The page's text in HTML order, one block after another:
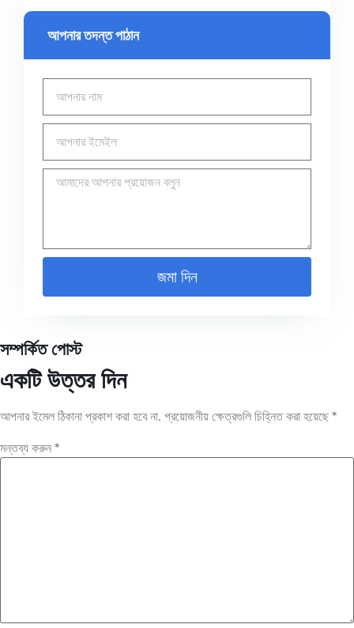
আপনার তদন্ত পাঠান
জমা দিন
সম্পর্কিত পোস্ট
একটি উত্তর দিন
আপনার ইমেল ঠিকানা প্রকাশ করা হবে না. প্রয়োজনীয় ক্ষেত্রগুলি চিহ্নিত করা হয়েছে *
মন্তব্য করুন *